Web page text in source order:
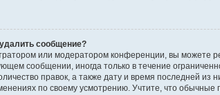
сообщение?
или модератором конференции, вы можете
сообщении, иногда только в течение
правок, а также дату и время последней
по своему усмотрению. Учтите, что обычные